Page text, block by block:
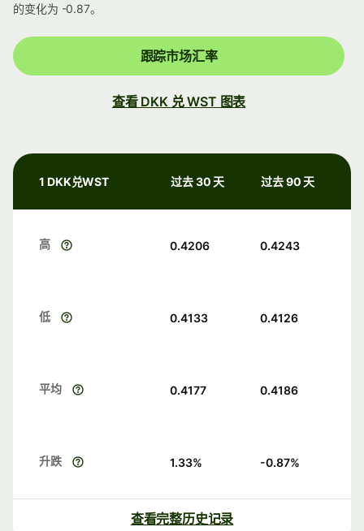
的变化为 -0.87。
跟踪市场汇率
查看 DKK 兑 WST 图表
1 DKK兑WST 过去 30 天 过去 90 天
高 0.4206 0.4243
低 0.4133 0.4126
平均 0.4177 0.4186
升跌 1.33% -0.87%
查看完整历史记录